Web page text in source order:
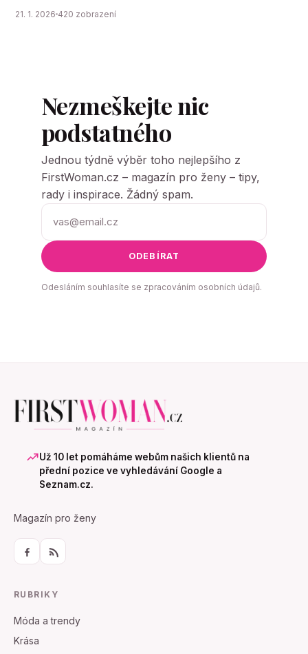
21. 1. 2026 420 zobrazení
Nezmeškejte nic
podstatného
Jednou týdně výběr toho nejlepšího z
FirstWoman.cz – magazín pro ženy – tipy,
rady i inspirace. Žádný spam.
ODEBÍRAT
Odesláním souhlasíte se zpracováním osobních údajů.
Už 10 let pomáháme webům našich klientů na
přední pozice ve vyhledávání Google a
Seznam.cz.
Magazín pro ženy
RUBRIKY
Móda a trendy
Krása